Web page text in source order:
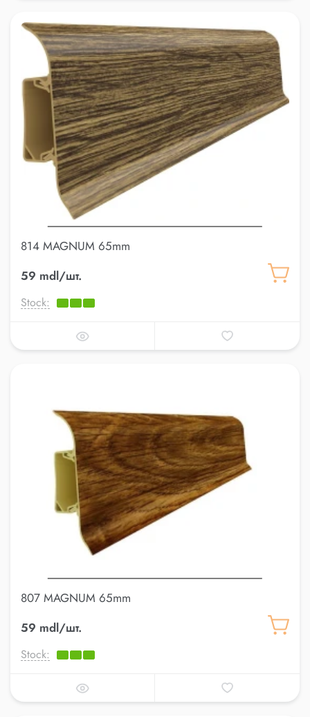
814 MAGNUM 65mm
59 mdl/шт.
Stock:
807 MAGNUM 65mm
59 mdl/шт.
Stock: